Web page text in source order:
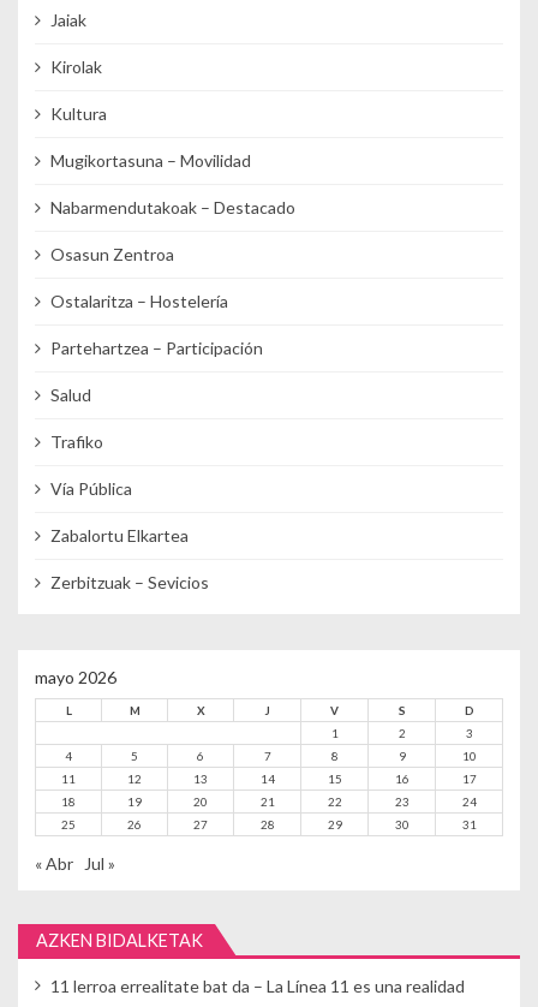
Jaiak
Kirolak
Kultura
Mugikortasuna – Movilidad
Nabarmendutakoak – Destacado
Osasun Zentroa
Ostalaritza – Hostelería
Partehartzea – Participación
Salud
Trafiko
Vía Pública
Zabalortu Elkartea
Zerbitzuak – Sevicios
mayo 2026
L M X J V S
D
1
2
3
4
5 6 7 8 9
10
11
12 13 14 15 16
17
18
19 20 21 22 23
24
25
26 27 28 29 30 31
« Abr Jul »
AZKEN BIDALKETAK
11 lerroa errealitate bat da – La Línea 11 es una realidad